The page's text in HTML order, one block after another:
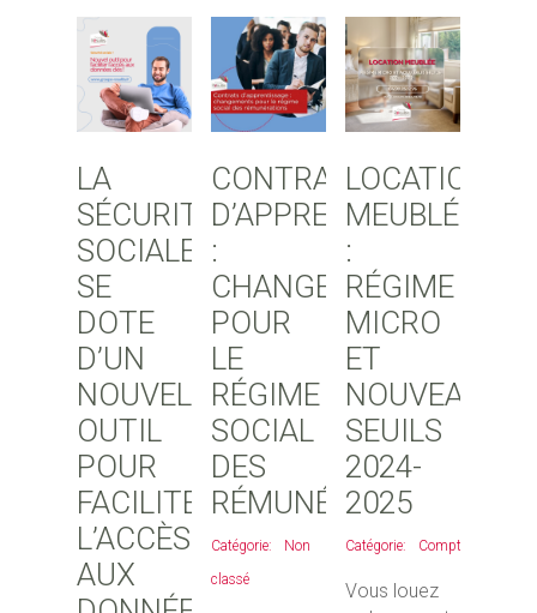
LA
SÉCURITÉ
SOCIALE
SE
DOTE
D’UN
NOUVEL
OUTIL
POUR
FACILITER
L’ACCÈS
AUX
CONTRATS
D’APPRENTISSAGE
:
CHANGEMENTS
POUR
LE
RÉGIME
SOCIAL
DES
RÉMUNÉRATIONS
Non
classé
LOCATION
MEUBLÉE
:
RÉGIME
MICRO
ET
NOUVEAUX
SEUILS
2024-
2025
Comptable
Vous louez